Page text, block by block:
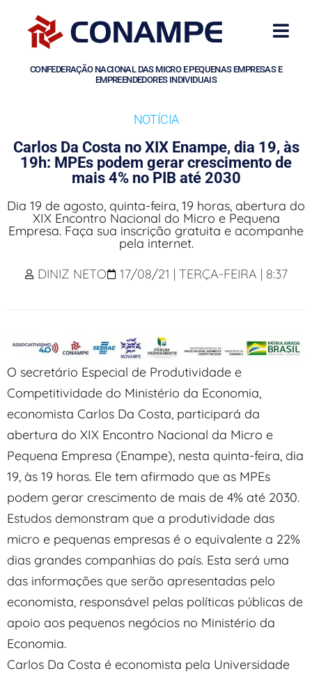
CONFEDERAÇÃO NACIONAL DAS MICRO E PEQUENAS EMPRESAS E
EMPREENDEDORES INDIVIDUAIS
NOTÍCIA
Carlos Da Costa no XIX Enampe, dia 19, às
19h: MPEs podem gerar crescimento de
mais 4% no PIB até 2030
Dia 19 de agosto, quinta-feira, 19 horas, abertura do
XIX Encontro Nacional do Micro e Pequena
Empresa. Faça sua inscrição gratuita e acompanhe
pela internet.
DINIZ NETO
17/08/21 | TERÇA-FEIRA | 8:37
O secretário Especial de Produtividade e
Competitividade do Ministério da Economia,
economista Carlos Da Costa, participará da
abertura do XIX Encontro Nacional da Micro e
Pequena Empresa (Enampe), nesta quinta-feira, dia
19, às 19 horas. Ele tem afirmado que as MPEs
podem gerar crescimento de mais de 4% até 2030.
Estudos demonstram que a produtividade das
micro e pequenas empresas é o equivalente a 22%
dias grandes companhias do país. Esta será uma
das informações que serão apresentadas pelo
economista, responsável pelas políticas públicas de
apoio aos pequenos negócios no Ministério da
Economia.
Carlos Da Costa é economista pela Universidade